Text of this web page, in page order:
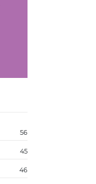
56
45
46